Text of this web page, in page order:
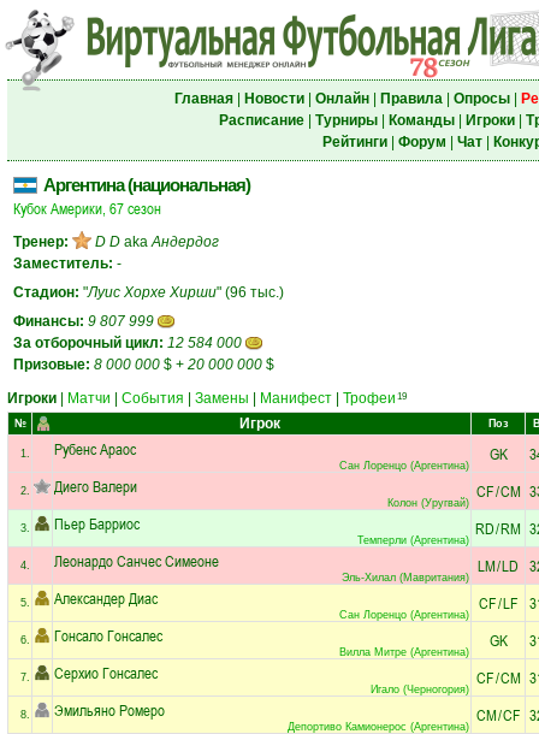
Главная| Новости| Онлайн| Правила| Опросы|
Расписание| Турниры| Команды| Игроки|
Рейтинги| Форум Чат|
Аргентина (национальная)
Кубок Америки, 67 сезон
Тренер: D D akaАндердог
Заместитель: -
Стадион: "Луис Хорхе Хирши" (96 тыс.)
Финансы: 9 807 999
За отборочный цикл: 12 584 000
Призовые: 8 000 000 $ + 20 000 000 $
Игроки
Матчи События Замены Манифест Трофеи 19
№ Игрок Поз
1. Рубенс Араос
Сан Лоренцо (Аргентина)
GK
2. Диего Валери
Колон (Уругвай)
CF/CM
3. Пьер Барриос
Темперли (Аргентина)
RD/RM
4. Леонардо Санчес Симеоне
Эль-Хилал (Мавритания)
LM/LD
5. Александер Диас
Сан Лоренцо (Аргентина)
CF/LF
6. Гонсало Гонсалес
Вилла Митре (Аргентина)
GK
7. Серхио Гонсалес
Игало (Черногория)
CF/CM
8. Эмильяно Ромеро
Депортиво Камионерос (Аргентина)
CM/CF